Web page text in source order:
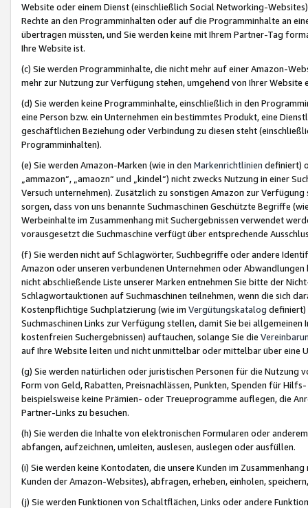
Website oder einem Dienst (einschließlich Social Networking-
Rechte an den Programminhalten oder auf die Programminhalte an
übertragen müssten, und Sie werden keine mit Ihrem Partner-Tag
Ihre Website ist.
(c) Sie werden Programminhalte, die nicht mehr auf einer Amazon-
mehr zur Nutzung zur Verfügung stehen, umgehend von Ihrer
(d) Sie werden keine Programminhalte, einschließlich in den
eine Person bzw. ein Unternehmen ein bestimmtes Produkt, eine
geschäftlichen Beziehung oder Verbindung zu diesen steht
Programminhalten).
(e) Sie werden Amazon-Marken (wie in den Markenrichtlinien definiert)
„ammazon“, „amaozn“ und „kindel“) nicht zwecks Nutzung in einer
Versuch unternehmen). Zusätzlich zu sonstigen Amazon zur
sorgen, dass von uns benannte Suchmaschinen Geschützte Begriffe
Werbeinhalte im Zusammenhang mit Suchergebnissen verwendet
vorausgesetzt die Suchmaschine verfügt über entsprechende
(f) Sie werden nicht auf Schlagwörter, Suchbegriffe oder andere
Amazon oder unseren verbundenen Unternehmen oder
nicht abschließende Liste unserer Marken entnehmen Sie bitte der
Schlagwortauktionen auf Suchmaschinen teilnehmen, wenn die sich
Kostenpflichtige Suchplatzierung (wie im Vergütungskatalog definiert)
Suchmaschinen Links zur Verfügung stellen, damit Sie bei
kostenfreien Suchergebnissen) auftauchen, solange Sie die
auf Ihre Website leiten und nicht unmittelbar oder mittelbar über eine
(g) Sie werden natürlichen oder juristischen Personen für die Nutzung
Form von Geld, Rabatten, Preisnachlässen, Punkten, Spenden für
beispielsweise keine Prämien- oder Treueprogramme auflegen, die
Partner-Links zu besuchen.
(h) Sie werden die Inhalte von elektronischen Formularen oder
abfangen, aufzeichnen, umleiten, auslesen, auslegen oder ausfüllen.
(i) Sie werden keine Kontodaten, die unsere Kunden im
Kunden der Amazon-Websites), abfragen, erheben, einholen,
(j) Sie werden Funktionen von Schaltflächen, Links oder andere